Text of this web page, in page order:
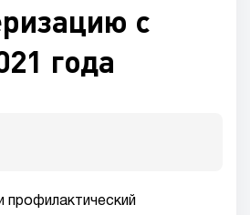
с
года
профилактический